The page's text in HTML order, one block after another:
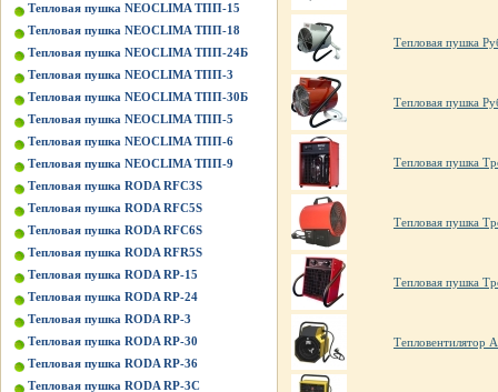
Тепловая пушка NEOCLIMA ТПП-15
Тепловая пушка NEOCLIMA ТПП-18
Тепловая пушка NEOCLIMA ТПП-24Б
Тепловая пушка NEOCLIMA ТПП-3
Тепловая пушка NEOCLIMA ТПП-30Б
Тепловая пушка NEOCLIMA ТПП-5
Тепловая пушка NEOCLIMA ТПП-6
Тепловая пушка NEOCLIMA ТПП-9
Тепловая пушка RODA RFC3S
Тепловая пушка RODA RFC5S
Тепловая пушка RODA RFC6S
Тепловая пушка RODA RFR5S
Тепловая пушка RODA RP-15
Тепловая пушка RODA RP-24
Тепловая пушка RODA RP-3
Тепловая пушка RODA RP-30
Тепловая пушка RODA RP-36
Тепловая пушка RODA RP-3C
Тепловая пушка
Тепловая пушка
Тепловая пушка
Тепловая пушка
Тепловая пушка
Тепловентилятор